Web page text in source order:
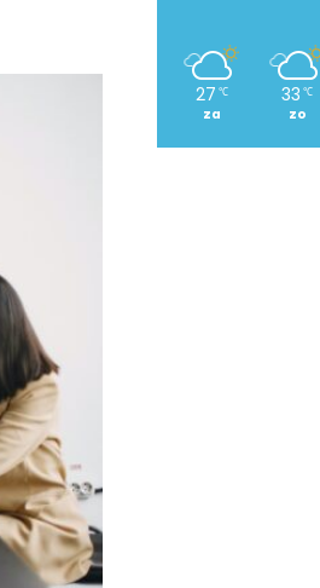
27 ℃
za
33 ℃
zo